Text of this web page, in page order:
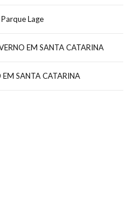
Lage
EM SANTA CATARINA
EM SANTA CATARINA